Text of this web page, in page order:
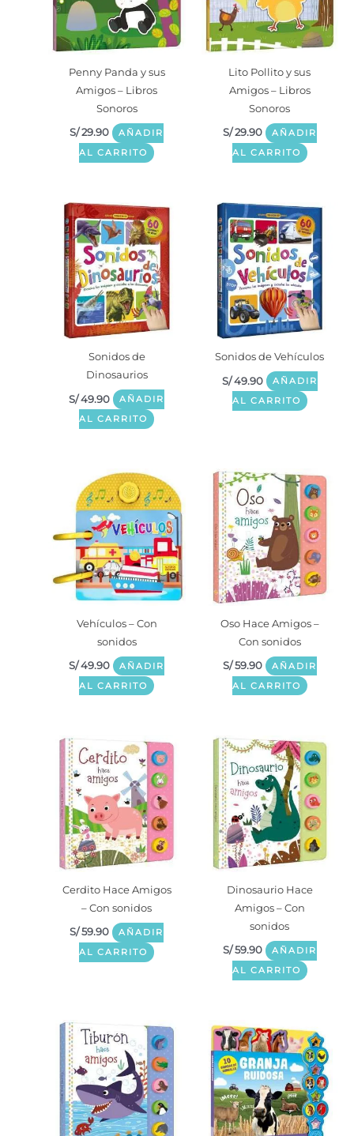
Penny Panda y sus
Amigos – Libros
Sonoros
S/29.90
AÑADIR
AL CARRITO
Lito Pollito y sus
Amigos – Libros
Sonoros
S/29.90
AÑADIR
AL CARRITO
Sonidos de
Dinosaurios
S/49.90
AÑADIR
AL CARRITO
Sonidos de Vehículos
S/49.90
AÑADIR
AL CARRITO
Vehículos – Con
sonidos
S/49.90
AÑADIR
AL CARRITO
Oso Hace Amigos –
Con sonidos
S/59.90
AÑADIR
AL CARRITO
Cerdito Hace Amigos
– Con sonidos
S/59.90
AÑADIR
AL CARRITO
Dinosaurio Hace
Amigos – Con
sonidos
S/59.90
AÑADIR
AL CARRITO